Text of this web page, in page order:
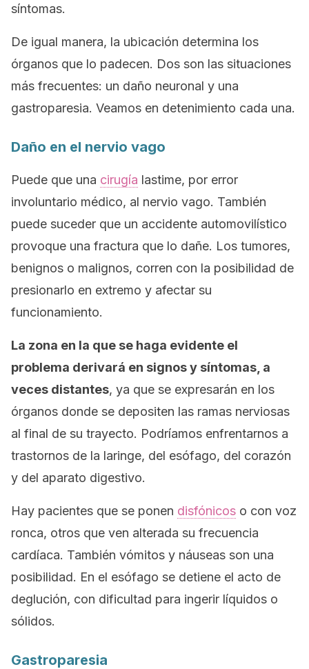
síntomas.
De igual manera, la ubicación determina los
órganos que lo padecen. Dos son las situaciones
más frecuentes: un daño neuronal y una
gastroparesia. Veamos en detenimiento cada una.
Daño en el nervio vago
Puede que una cirugía lastime, por error
involuntario médico, al nervio vago. También
puede suceder que un accidente automovilístico
provoque una fractura que lo dañe. Los tumores,
benignos o malignos, corren con la posibilidad de
presionarlo en extremo y afectar su
funcionamiento.
La zona en la que se haga evidente el
problema derivará en signos y síntomas, a
veces distantes, ya que se expresarán en los
órganos donde se depositen las ramas nerviosas
al final de su trayecto. Podríamos enfrentarnos a
trastornos de la laringe, del esófago, del corazón
y del aparato digestivo.
Hay pacientes que se ponen disfónicos o con voz
ronca, otros que ven alterada su frecuencia
cardíaca. También vómitos y náuseas son una
posibilidad. En el esófago se detiene el acto de
deglución, con dificultad para ingerir líquidos o
sólidos.
Gastroparesia